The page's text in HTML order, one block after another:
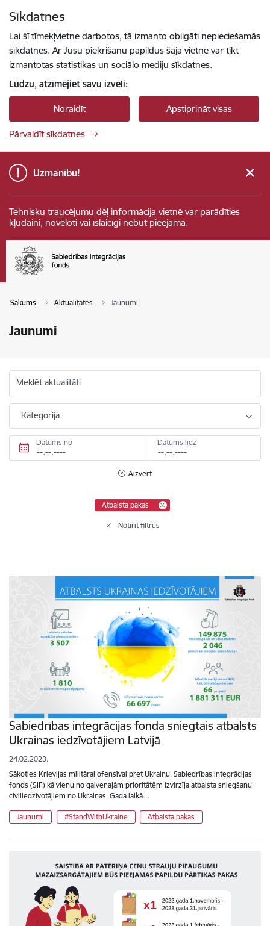
Sīkdatnes
Lai šī tīmekļvietne darbotos, tā izmanto obligāti nepieciešamās
sīkdatnes. Ar Jūsu piekrišanu papildus šajā vietnē var tikt
izmantotas statistikas un sociālo mediju sīkdatnes.
Lūdzu, atzīmējiet savu izvēli:
Noraidīt Apstiprināt visas
Pārvaldīt sīkdatnes
Uzmanību!
Tehnisku traucējumu dēļ informācija vietnē var parādīties
kļūdaini, novēloti vai īslaicīgi nebūt pieejama.
Sākums Aktualitātes Jaunumi
Jaunumi
Meklēt aktualitāti
Kategorija
Datums no Datums līdz
Aizvērt
Atbalsta pakas
Notīrīt filtrus
Sabiedrības integrācijas fonda sniegtais atbalsts
Ukrainas iedzīvotājiem Latvijā
24.02.2023.
Sākoties Krievijas militārai ofensīvai pret Ukrainu, Sabiedrības integrācijas
fonds (SIF) kā vienu no galvenajām prioritātēm izvirzīja atbalsta sniegšanu
civiliedzīvotājiem no Ukrainas. Gada laikā…
Jaunumi #StandWithUkraine Atbalsta pakas